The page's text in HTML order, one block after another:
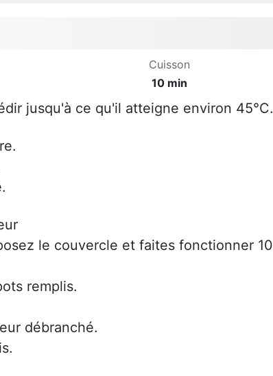
Cuisson
10 min
jusqu'à ce qu'il atteigne environ 45°C.
le couvercle et faites fonctionner 10
remplis.
débranché.